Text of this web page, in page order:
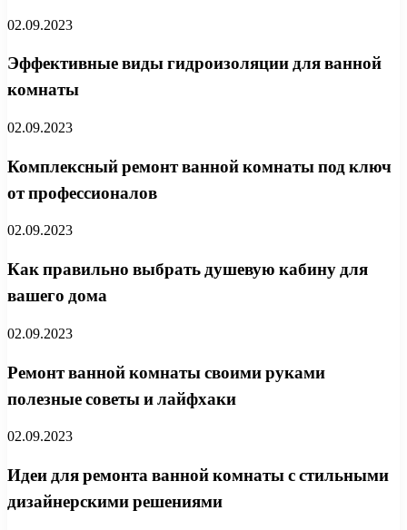
02.09.2023
Эффективные виды гидроизоляции для ванной
комнаты
02.09.2023
Комплексный ремонт ванной комнаты под ключ
от профессионалов
02.09.2023
Как правильно выбрать душевую кабину для
вашего дома
02.09.2023
Ремонт ванной комнаты своими руками
полезные советы и лайфхаки
02.09.2023
Идеи для ремонта ванной комнаты с стильными
дизайнерскими решениями